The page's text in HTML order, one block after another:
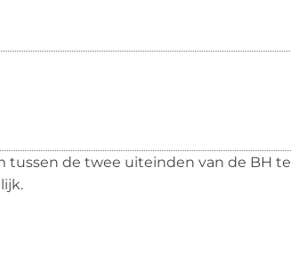
tussen de twee uiteinden van de BH te